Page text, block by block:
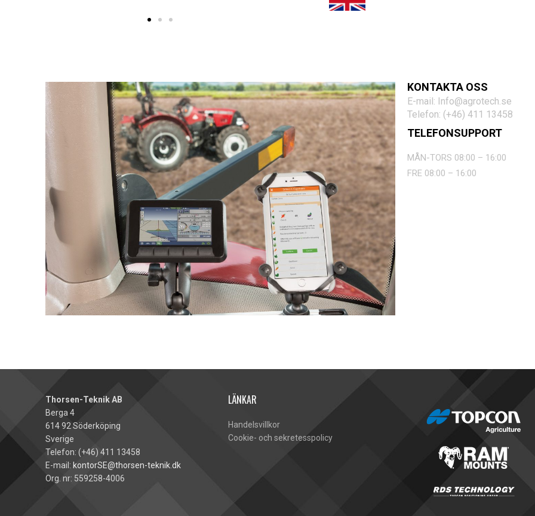
KONTAKTA OSS
E-mail: Info@agrotech.se
Telefon: (+46) 411 13458
TELEFONSUPPORT
MÅN-TORS 08:00 – 16:00
FRE 08:00 – 16:00
Thorsen-Teknik AB
Berga 4
614 92 Söderköping
Sverige
Telefon: (+46) 411 13458
E-mail: kontorSE@thorsen-teknik.dk
Org. nr: 559258-4006
LÄNKAR
Handelsvillkor
Cookie- och sekretesspolicy